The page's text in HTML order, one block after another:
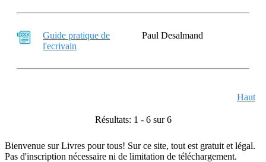
Guide pratique de
l'ecrivain
Paul Desalmand
Haut
Résultats: 1 - 6 sur 6
Bienvenue sur Livres pour tous! Sur ce site, tout est gratuit et légal.
Pas d'inscription nécessaire ni de limitation de téléchargement.